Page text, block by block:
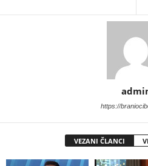
https://
VEZANI ČLANCI